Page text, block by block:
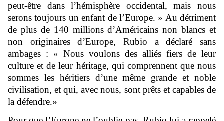
peut-être dans l’hémisphère occidental, mais nous
serons toujours un enfant de l’Europe. » Au détriment
de plus de 140 millions d’Américains non blancs et
non originaires d’Europe, Rubio a déclaré sans
ambages : « Nous voulons des alliés fiers de leur
culture et de leur héritage, qui comprennent que nous
sommes les héritiers d’une même grande et noble
civilisation, et qui, avec nous, sont prêts et capables de
la défendre.»